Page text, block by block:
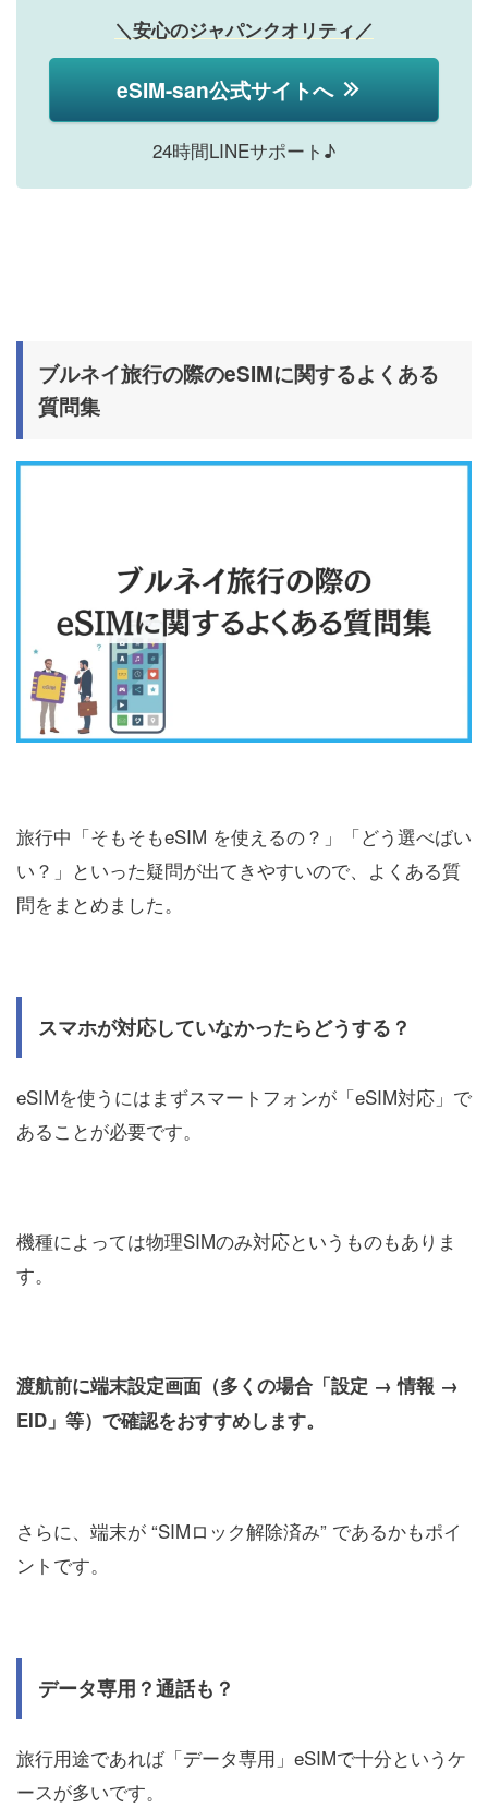
＼安心のジャパンクオリティ／
eSIM-san公式サイトへ
24時間LINEサポート♪
ブルネイ旅行の際のeSIMに関するよくある
質問集
旅行中「そもそもeSIM を使えるの？」「どう選べばい
い？」といった疑問が出てきやすいので、よくある質
問をまとめました。
スマホが対応していなかったらどうする？
eSIMを使うにはまずスマートフォンが「eSIM対応」で
あることが必要です。
機種によっては物理SIMのみ対応というものもありま
す。
渡航前に端末設定画面（多くの場合「設定 → 情報 →
EID」等）で確認をおすすめします。
さらに、端末が “SIMロック解除済み” であるかもポイ
ントです。
データ専用？通話も？
旅行用途であれば「データ専用」eSIMで十分というケ
ースが多いです。